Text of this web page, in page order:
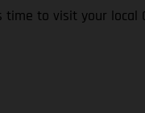
to visit your local